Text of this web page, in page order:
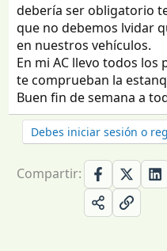
debería ser obligatorio
que no debemos lvidar
en nuestros vehículos.
En mi AC llevo todos los
te comprueban la
Buen fin de semana a
Debes iniciar sesión o
Compartir: